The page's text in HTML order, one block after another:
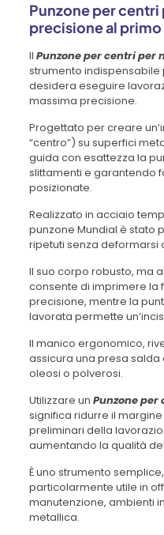
Punzone per
precisione al
Il Punzone per centri per
strumento
desidera eseguire
massima precisione.
Progettato per creare
“centro”) su superfici
guida con esattezza la
slittamenti e garantendo
posizionate.
Realizzato in acciaio
punzone Mundial è stato
ripetuti senza deformarsi
Il suo corpo robusto, ma
consente di imprimere la
precisione, mentre la
lavorata permette
Il manico ergonomico,
assicura una presa
oleosi o polverosi.
Utilizzare un Punzone
significa ridurre il
preliminari della
aumentando la qualità
È uno strumento
particolarmente utile in
manutenzione, ambienti
metallica.